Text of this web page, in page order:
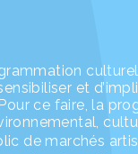
et
ce faire, la
de marchés